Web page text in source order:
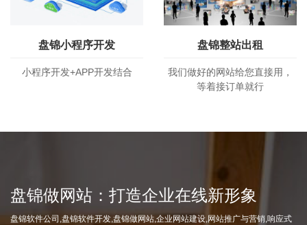
盘锦小程序开发
小程序开发+APP开发结合
盘锦整站出租
我们做好的网站给您直接用，
等着接订单就行
盘锦做网站：打造企业在线新形象
盘锦软件公司,盘锦软件开发,盘锦做网站,企业网站建设,网站推广与营销,响应式